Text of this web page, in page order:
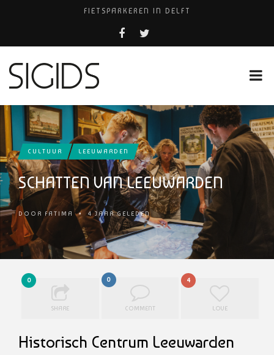
FIETSPARKEREN IN DELFT
PIZZERIA POMPEÏ ￼
BELEEF DE MAGIE VAN FILM BIJ KINEPOLIS
CULTUUR LEEUWARDEN
SCHATTEN VAN LEEUWARDEN
DOOR FATIMA • 4 JAAR GELEDEN
0
SHARE
0
COMMENT
4
LOVE
Historisch Centrum Leeuwarden